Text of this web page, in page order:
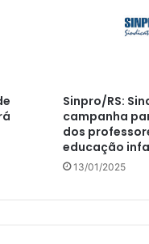
Sinpro/RS:
campanha
dos
educação
13/01/2025